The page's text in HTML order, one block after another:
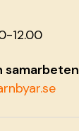
12.00
samarbeten